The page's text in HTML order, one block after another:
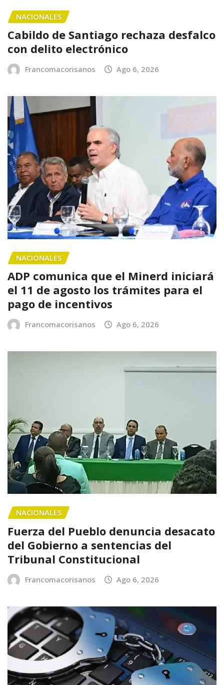
NACIONALES
Cabildo de Santiago rechaza desfalco
con delito electrónico
Francomacorisanos Ago 6, 2026
NACIONALES
ADP comunica que el Minerd iniciará
el 11 de agosto los trámites para el
pago de incentivos
Francomacorisanos Ago 6, 2026
NACIONALES
Fuerza del Pueblo denuncia desacato
del Gobierno a sentencias del
Tribunal Constitucional
Francomacorisanos Ago 6, 2026